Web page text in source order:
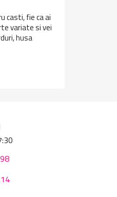
casti, fie ca ai
variate si vei
husa